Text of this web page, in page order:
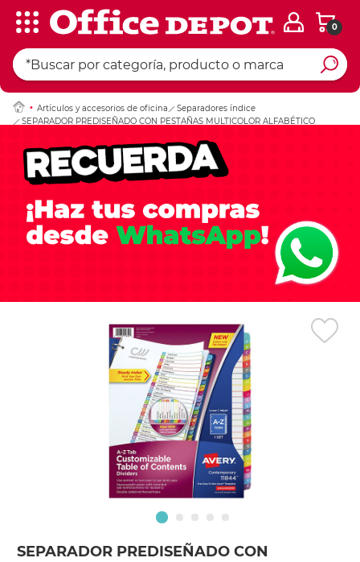
0
Artículos y accesorios de oficina
Separadores índice
SEPARADOR PREDISEÑADO CON PESTAÑAS MULTICOLOR ALFABÉTICO
SEPARADOR PREDISEÑADO CON
Ingresar Codigo